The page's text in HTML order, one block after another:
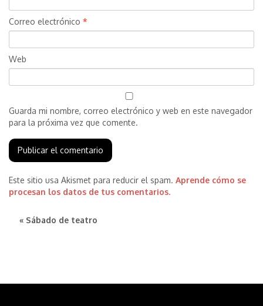
Correo electrónico *
Web
Guarda mi nombre, correo electrónico y web en este navegador
para la próxima vez que comente.
Este sitio usa Akismet para reducir el spam. Aprende cómo se
procesan los datos de tus comentarios.
« Sábado de teatro